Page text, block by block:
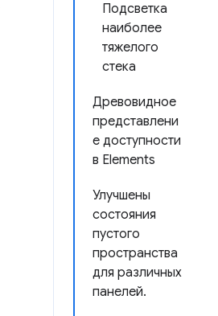
Подсветка
наиболее
тяжелого
стека
Древовидное
представлени
е доступности
в Elements
Улучшены
состояния
пустого
пространства
для различных
панелей.